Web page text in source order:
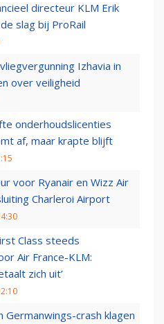
directeur KLM Erik
slag bij ProRail
Izhavia in
over veiligheid
onderhoudslicenties
af, maar krapte blijft
voor Ryanair en Wizz Air
Charleroi Airport
Class steeds
Air France-KLM:
zich uit’
Germanwings-crash klagen